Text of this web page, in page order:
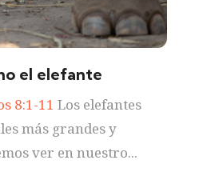
el elefante
8:1-11 Los elefantes
más grandes y
ver en nuestro...